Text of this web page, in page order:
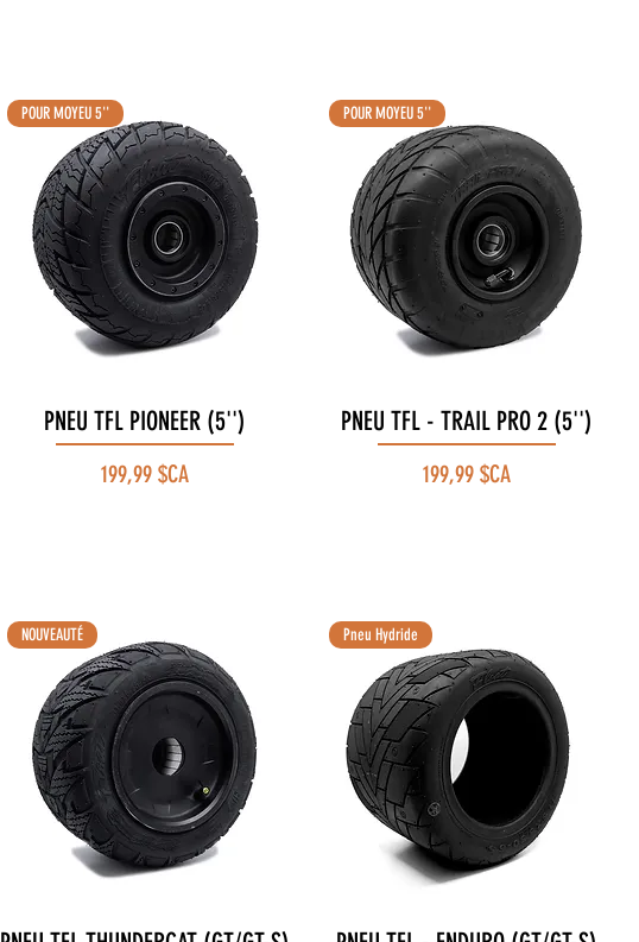
Aperçu rapide
POUR MOYEU 5''
PNEU TFL PIONEER (5'')
Prix
199,99 $CA
Aperçu rapide
POUR MOYEU 5''
PNEU TFL - TRAIL PRO 2 (5'')
Prix
199,99 $CA
Aperçu rapide
NOUVEAUTÉ
Aperçu rapide
Pneu Hydride